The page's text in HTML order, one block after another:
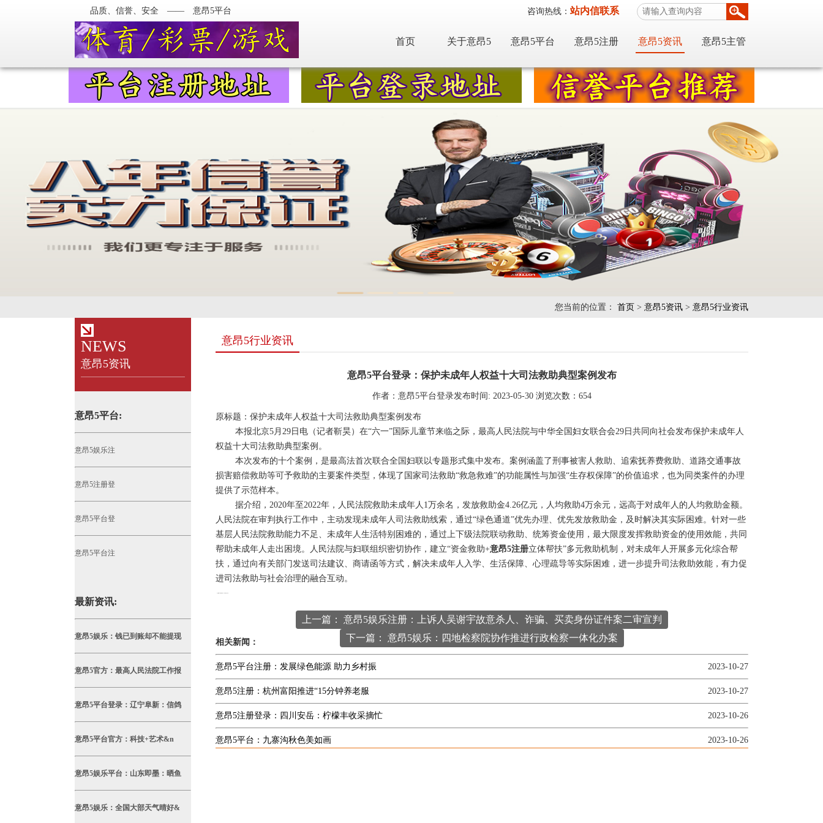
品质、信誉、安全 —— 意昂5平台 咨询热线：站内信联系
首页 关于意昂5 意昂5平台 意昂5注册 意昂5资讯 意昂5主管
您当前的位置： 首页 > 意昂5资讯 > 意昂5行业资讯
NEWS
意昂5资讯
意昂5平台:
意昂5娱乐注
意昂5注册登
意昂5平台登
意昂5平台注
最新资讯:
意昂5娱乐：钱已到账却不能提现
意昂5官方：最高人民法院工作报
意昂5平台登录：辽宁阜新：信鸽
意昂5平台官方：科技+艺术&n
意昂5娱乐平台：山东即墨：晒鱼
意昂5娱乐：全国大部天气晴好&
意昂5行业资讯
意昂5平台登录：保护未成年人权益十大司法救助典型案例发布
作者：意昂5平台登录发布时间: 2023-05-30 浏览次数： 654
原标题：保护未成年人权益十大司法救助典型案例发布
本报北京5月29日电（记者靳昊）在“六一”国际儿童节来临之际，最高人民法院与中华全国妇女联合会29日共同向社会发布保护未成年人
权益十大司法救助典型案例。
本次发布的十个案例，是最高法首次联合全国妇联以专题形式集中发布。案例涵盖了刑事被害人救助、追索抚养费救助、道路交通事故
损害赔偿救助等可予救助的主要案件类型，体现了国家司法救助“救急救难”的功能属性与加强“生存权保障”的价值追求，也为同类案件的办理
提供了示范样本。
据介绍，2020年至2022年，人民法院救助未成年人1万余名，发放救助金4.26亿元，人均救助4万余元，远高于对成年人的人均救助金额。
人民法院在审判执行工作中，主动发现未成年人司法救助线索，通过“绿色通道”优先办理、优先发放救助金，及时解决其实际困难。针对一些
基层人民法院救助能力不足、未成年人生活特别困难的，通过上下级法院联动救助、统筹资金使用，最大限度发挥救助资金的使用效能，共同
帮助未成年人走出困境。人民法院与妇联组织密切协作，建立“资金救助+意昂5注册立体帮扶”多元救助机制，对未成年人开展多元化综合帮
扶，通过向有关部门发送司法建议、商请函等方式，解决未成年人入学、生活保障、心理疏导等实际困难，进一步提升司法救助效能，有力促
进司法救助与社会治理的融合互动。
上一篇： 意昂5娱乐注册：上诉人吴谢宇故意杀人、诈骗、买卖身份证件案二审宣判
下一篇： 意昂5娱乐：四地检察院协作推进行政检察一体化办案
相关新闻：
意昂5平台注册：发展绿色能源 助力乡村振 2023-10-27
意昂5注册：杭州富阳推进“15分钟养老服 2023-10-27
意昂5注册登录：四川安岳：柠檬丰收采摘忙 2023-10-26
意昂5平台：九寨沟秋色美如画 2023-10-26